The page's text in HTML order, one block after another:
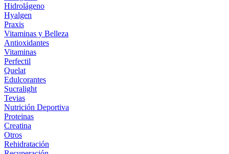
Hidrolágeno
Hyalgen
Praxis
Vitaminas y Belleza
Antioxidantes
Vitaminas
Perfectil
Quelat
Edulcorantes
Sucralight
Tevias
Nutrición Deportiva
Proteinas
Creatina
Otros
Rehidratación